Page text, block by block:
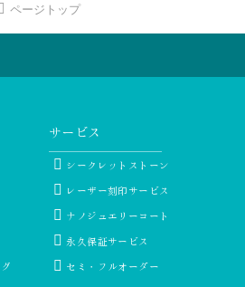
ページトップ
サービス
シークレットストーン
レーザー刻印サービス
ナノジュエリーコート
永久保証サービス
セミ・フルオーダー